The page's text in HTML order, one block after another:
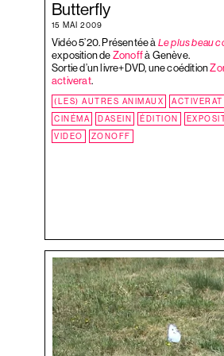
RÉEL
SON
TAUPES
VALISE
l’article
Butterfly
15 MAI 2009
Vidéo 5’20. Présentée à Le plus beau
exposition de Zonoffà Genève.
Sortie d’un livre+DVD, une coédition
activerat.
(LES) AUTRES ANIMAUX ACTIVERAT
CINÉMA
DASEIN ÉDITION
VIDEO
ZONOFF